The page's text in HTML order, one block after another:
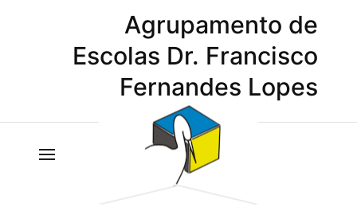
Agrupamento de
Escolas Dr. Francisco
Fernandes Lopes